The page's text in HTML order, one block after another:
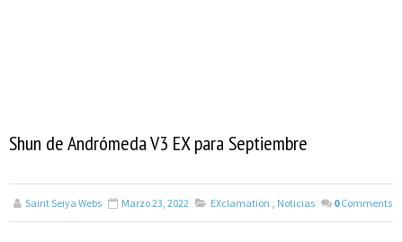
Shun de Andrómeda V3 EX para Septiembre
Saint Seiya Webs Marzo 23, 2022 EXclamation , Noticias 0 Comments